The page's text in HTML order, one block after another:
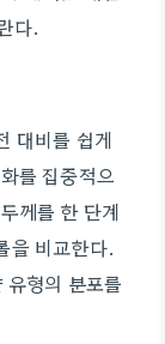
다.
대비를 쉽게
를 집중적으
께를 한 단계
을 비교한다.
형의 분포를